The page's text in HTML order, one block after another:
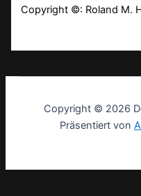
Copyright ©: Roland M.
Copyright © 2026
Präsentiert von